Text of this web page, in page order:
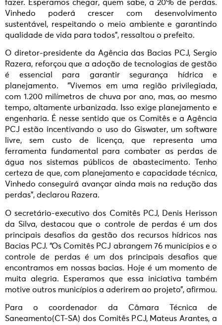
fazer. Esperamos chegar, quem sabe, a 20% de perdas.
Vinhedo poderá crescer com desenvolvimento
sustentável, respeitando o meio ambiente e garantindo
qualidade de vida para todos”, ressaltou o prefeito.
O diretor-presidente da Agência das Bacias PCJ, Sergio
Razera, reforçou que a adoção de tecnologias de gestão
é essencial para garantir segurança hídrica e
planejamento. “Vivemos em uma região privilegiada,
com 1.200 milímetros de chuva por ano, mas, ao mesmo
tempo, altamente urbanizada. Isso exige planejamento e
engenharia. É nesse sentido que os Comitês e a Agência
PCJ estão incentivando o uso do Giswater, um software
livre, sem custo de licença, que representa uma
ferramenta fundamental para combater as perdas de
água nos sistemas públicos de abastecimento. Tenho
certeza de que, com planejamento e capacidade técnica,
Vinhedo conseguirá avançar ainda mais na redução das
perdas”, declarou Razera.
O secretário-executivo dos Comitês PCJ, Denis Herisson
da Silva, destacou que o controle de perdas é um dos
principais desafios da gestão dos recursos hídricos nas
Bacias PCJ. “Os Comitês PCJ abrangem 76 municípios e o
controle de perdas é um dos principais desafios que
encontramos em nossas bacias. Hoje é um momento de
muita alegria. Esperamos que essa iniciativa também
motive outros municípios a aderirem ao projeto”, afirmou.
Para o coordenador da Câmara Técnica de
Saneamento(CT-SA) dos Comitês PCJ, Mateus Arantes, a